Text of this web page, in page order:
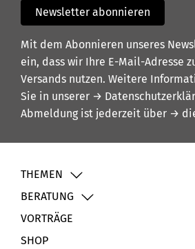
Newsletter abonnieren
Mit dem Abonnieren unseres
ein, dass wir Ihre E-Mail-Adresse
Versands nutzen. Weitere
Sie in unserer →
Abmeldung ist jederzeit über →
THEMEN
BERATUNG
VORTRÄGE
SHOP